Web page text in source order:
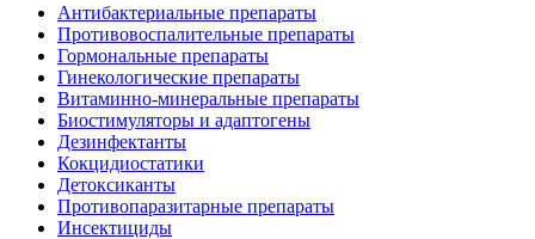
Антибактериальные препараты
Противовоспалительные препараты
Гормональные препараты
Гинекологические препараты
Витаминно-минеральные препараты
Биостимуляторы и адаптогены
Дезинфектанты
Кокцидиостатики
Детоксиканты
Противопаразитарные препараты
Инсектициды